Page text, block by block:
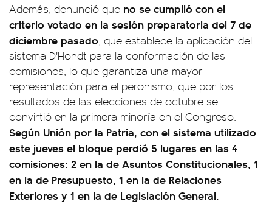
Además, denunció que no se cumplió con el
criterio votado en la sesión preparatoria del 7 de
diciembre pasado, que establece la aplicación del
sistema D'Hondt para la conformación de las
comisiones, lo que garantiza una mayor
representación para el peronismo, que por los
resultados de las elecciones de octubre se
convirtió en la primera minoría en el Congreso.
Según Unión por la Patria, con el sistema utilizado
este jueves el bloque perdió 5 lugares en las 4
comisiones: 2 en la de Asuntos Constitucionales, 1
en la de Presupuesto, 1 en la de Relaciones
Exteriores y 1 en la de Legislación General.